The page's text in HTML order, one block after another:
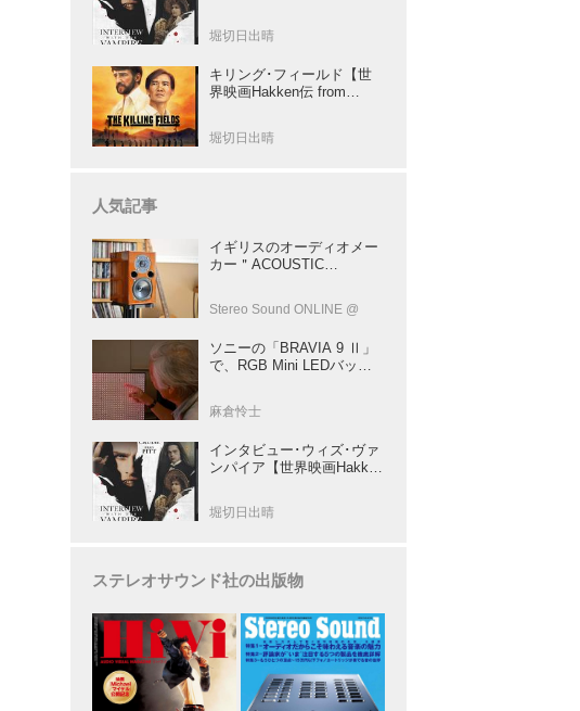
督吸血鬼ホラー
堀切日出晴
キリング･フィールド【世
界映画Hakken伝 from
さぶる傑作
堀切日出晴
人気記事
イギリスのオーディオメー
カー＂ACOUSTIC
「AE1」の40周年記念モデ
Stereo Sound ONLINE @
ソニーの「BRAVIA 9 Ⅱ」
で、RGB Mini LEDバック
リー” だ（後）：麻倉怜士
137
麻倉怜士
インタビュー･ウィズ･ヴァ
ンパイア【世界映画Hakken
督吸血鬼ホラー
堀切日出晴
ステレオサウンド社の出版物